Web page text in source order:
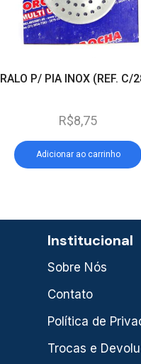
RALO P/ PIA INOX (REF. C/
R$8,75
Adicionar ao carrinho
Institucional
Sobre Nós
Contato
Política de
Trocas e